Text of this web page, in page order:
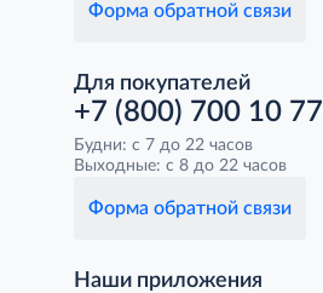
Форма обратной связи
Для покупателей
+7 (800) 700 10 77
Будни: с 7 до 22 часов
Выходные: с 8 до 22 часов
Форма обратной связи
Наши приложения